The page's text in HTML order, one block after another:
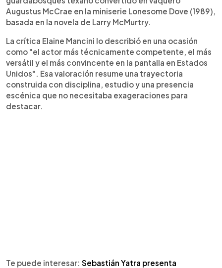
Augustus McCrae en la miniserie Lonesome Dove (1989),
basada en la novela de Larry McMurtry.
La crítica Elaine Mancini lo describió en una ocasión
como "el actor más técnicamente competente, el más
versátil y el más convincente en la pantalla en Estados
Unidos". Esa valoración resume una trayectoria
construida con disciplina, estudio y una presencia
escénica que no necesitaba exageraciones para
destacar.
Te puede interesar: Sebastián Yatra presenta